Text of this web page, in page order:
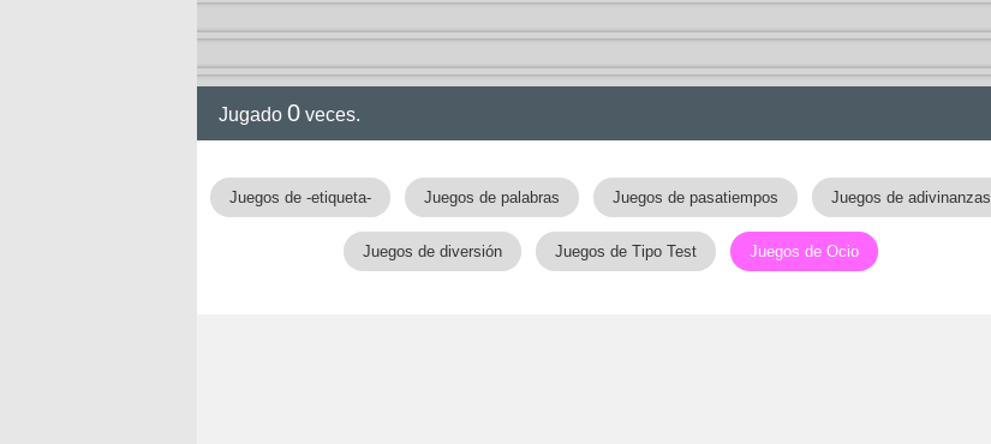
Jugado 0 veces.
Juegos de -etiqueta- Juegos de palabras Juegos de pasatiempos Juegos de adivinanzas
Juegos de diversión Juegos de Tipo Test Juegos de Ocio